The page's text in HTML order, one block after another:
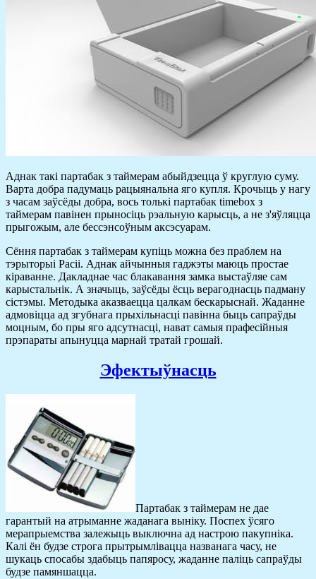
Аднак такі партабак з таймерам абыйдзецца ў круглую суму.
Варта добра падумаць рацыянальна яго купля. Крочыць у нагу
з часам заўсёды добра, вось толькі партабак timebox з
таймерам павінен прыносіць рэальную карысць, а не з'яўляцца
прыгожым, але бессэнсоўным аксэсуарам.
Сёння партабак з таймерам купіць можна без праблем на
тэрыторыі Расіі. Аднак айчынныя гаджэты маюць простае
кіраванне. Дакладнае час блакавання замка выстаўляе сам
карыстальнік. А значыць, заўсёды ёсць верагоднасць падману
сістэмы. Методыка аказваецца цалкам бескарыснай. Жаданне
адмовіцца ад згубнага прыхільнасці павінна быць сапраўды
моцным, бо пры яго адсутнасці, нават самыя прафесійныя
прэпараты апынуцца марнай тратай грошай.
Эфектыўнасць
Партабак з таймерам не дае
гарантый на атрыманне жаданага выніку. Поспех ўсяго
мерапрыемства залежыць выключна ад настрою пакупніка.
Калі ён будзе строга прытрымлівацца названага часу, не
шукаць спосабы здабыць папяросу, жаданне паліць сапраўды
будзе памяншацца.